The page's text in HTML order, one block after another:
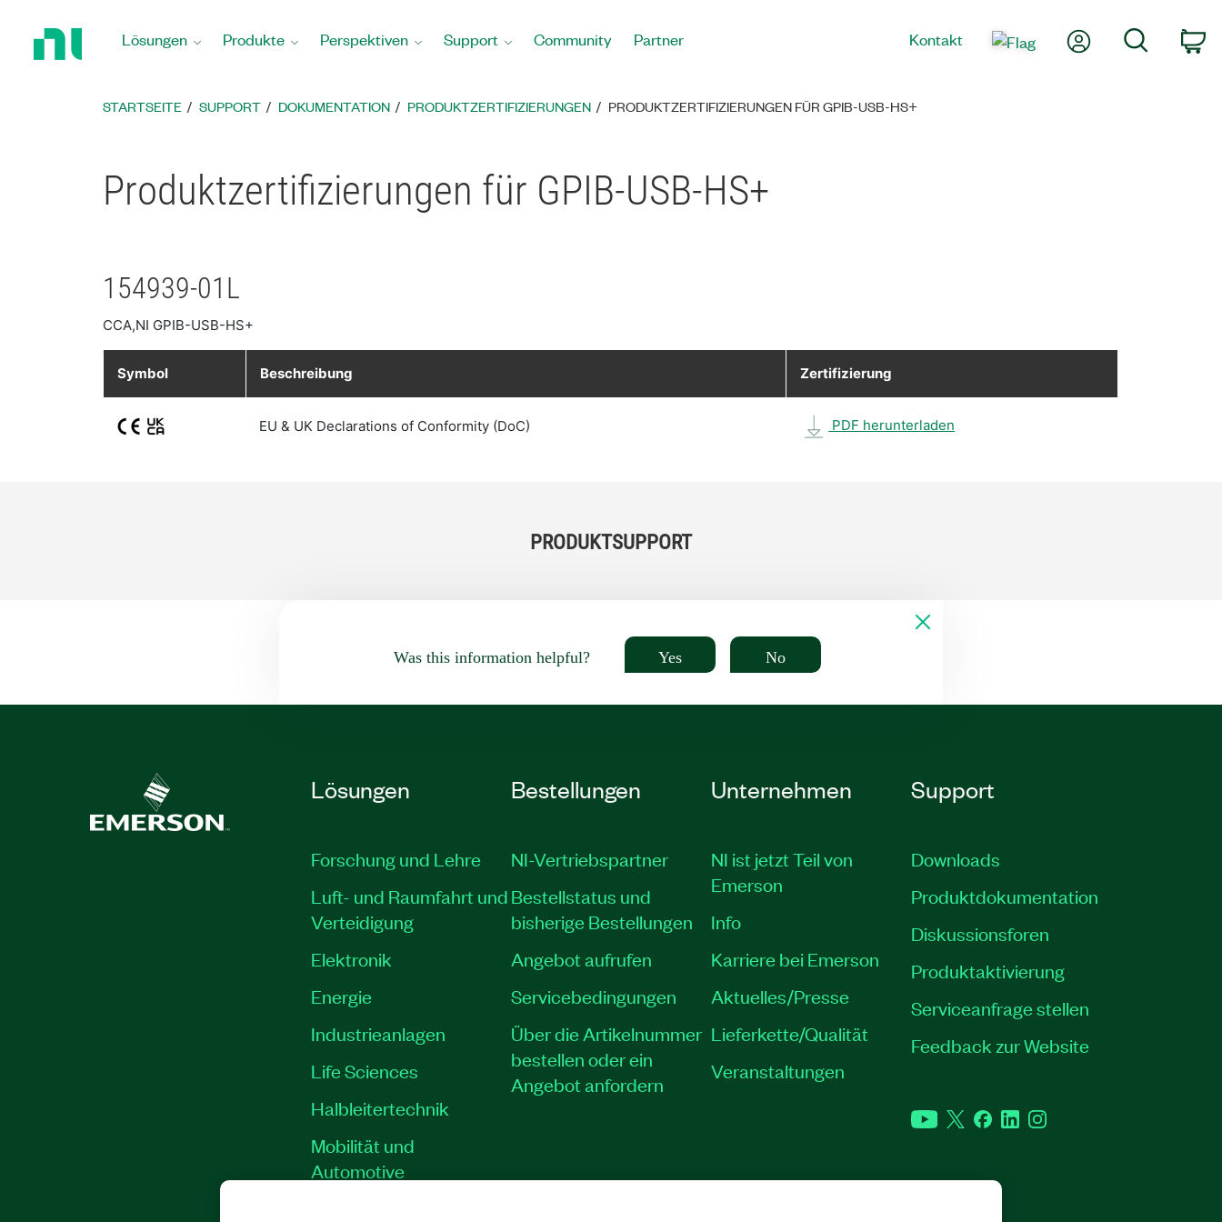
Startseite
Lösungen Produkte Perspektiven Support Community Partner Kontakt Mein KontoSuche
STARTSEITE SUPPORT DOKUMENTATION PRODUKTZERTIFIZIERUNGEN PRODUKTZERTIFIZIERUNGEN FÜR GPIB-USB-HS+
Produktzertifizierungen für GPIB-USB-HS+
154939-01L
CCA,NI GPIB-USB-HS+
Symbol Beschreibung Zertifizierung
EU & UK Declarations of Conformity (DoC) PDF herunterladen
PRODUKTSUPPORT
Was this information helpful? Yes No
Lösungen
Forschung und Lehre
Luft- und Raumfahrt und
Verteidigung
Elektronik
Energie
Industrieanlagen
Life Sciences
Halbleitertechnik
Mobilität und
Automotive
Bestellungen
NI-Vertriebspartner
Bestellstatus und
bisherige Bestellungen
Angebot aufrufen
Servicebedingungen
Über die Artikelnummer
bestellen oder ein
Angebot anfordern
Unternehmen
NI ist jetzt Teil von
Emerson
Info
Karriere bei Emerson
Aktuelles/Presse
Lieferkette/Qualität
Veranstaltungen
Support
Downloads
Produktdokumentation
Diskussionsforen
Produktaktivierung
Serviceanfrage stellen
Feedback zur Website
YouTubeTwitterFacebookLinkedInInstagram